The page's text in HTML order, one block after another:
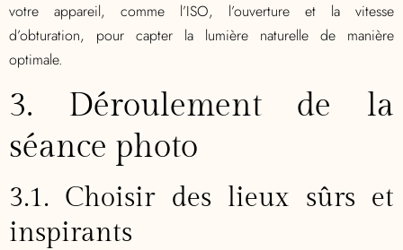
votre appareil, comme l’ISO, l’ouverture et la vitesse
d’obturation, pour capter la lumière naturelle de manière
optimale.
3. Déroulement de la
séance photo
3.1. Choisir des lieux sûrs et
inspirants